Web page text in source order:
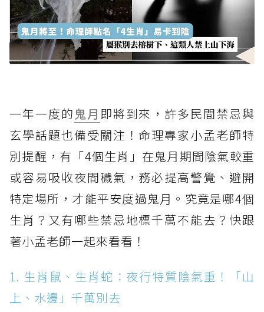
一年一度的 鬼月 即將到來，許多民間禁忌與
玄學話題也備受關注！命理專家小孟老師特
別提醒，有「4個生肖」在鬼月期間陰氣較重
或容易吸收夜間穢氣，務必提高警覺、避開
特定場所，才能平安度過鬼月。究竟是哪4個
生肖？又有哪些禁忌地標千萬不能去？快跟
著小孟老師一起來看看！
1. 生肖鼠、生肖蛇：夜行特質陰氣重！「山
上、水邊」千萬別去